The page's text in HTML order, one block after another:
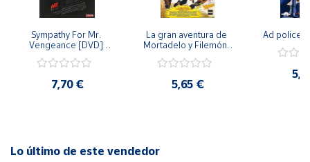
Península
Baleares
Canarias,
Sympathy For Mr.
Vengeance [DVD]
7,70 €
La gran aventura de
Mortadelo y Filemón/
[dvd] [2003]
5,65 €
Ad police
Lo último de este vendedor